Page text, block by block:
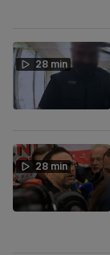
28 min
28 min